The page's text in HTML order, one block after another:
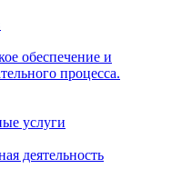
обеспечение и
процесса.
услуги
деятельность